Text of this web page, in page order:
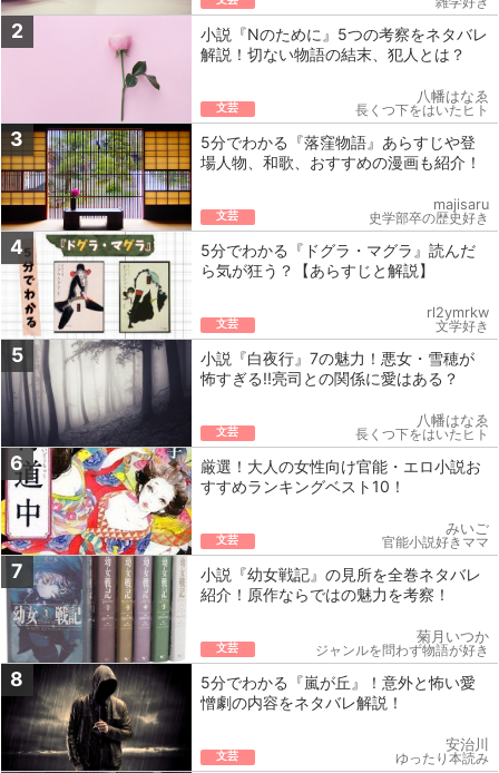
2
小説『Nのために』5つの考察をネタバレ
解説！切ない物語の結末、犯人とは？
文芸
八幡はなゑ
長くつ下をはいたヒト
3
5分でわかる『落窪物語』あらすじや登
場人物、和歌、おすすめの漫画も紹介！
文芸
majisaru
史学部卒の歴史好き
4
5分でわかる『ドグラ・マグラ』読んだ
ら気が狂う？【あらすじと解説】
文芸
rl2ymrkw
文学好き
5
小説『白夜行』7の魅力！悪女・雪穂が
怖すぎる!!亮司との関係に愛はある？
文芸
八幡はなゑ
長くつ下をはいたヒト
6
厳選！大人の女性向け官能・エロ小説お
すすめランキングベスト10！
文芸
みいご
官能小説好きママ
7
小説『幼女戦記』の見所を全巻ネタバレ
紹介！原作ならではの魅力を考察！
文芸
菊月いつか
ジャンルを問わず物語が好き
8
5分でわかる『嵐が丘』！意外と怖い愛
憎劇の内容をネタバレ解説！
文芸
安治川
ゆったり本読み